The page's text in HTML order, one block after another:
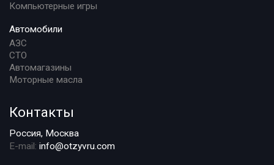
Компьютерные игры
Автомобили
АЗС
СТО
Автомагазины
Моторные масла
Контакты
Россия, Москва
E-mail: info@otzyvru.com